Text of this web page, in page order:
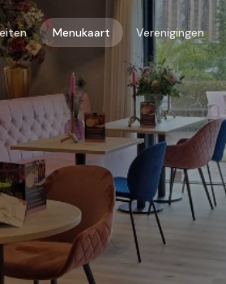
Menukaart Verenigingen